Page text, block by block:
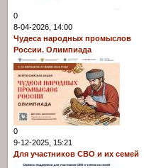
0
8-04-2026, 14:00
Чудеса народных промыслов
России. Олимпиада
0
9-12-2025, 15:21
Для участников СВО и их семей